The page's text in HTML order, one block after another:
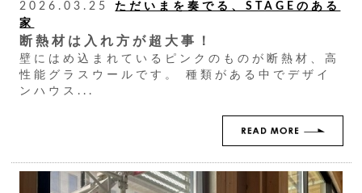
2026.03.25
ただいまを奏でる、STAGEのある
家
断熱材は入れ方が超大事！
壁にはめ込まれているピンクのものが断熱材、高
性能グラスウールです。 種類がある中でデザイ
ンハウス...